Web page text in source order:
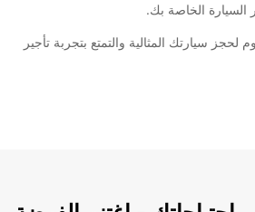
السيارة الخاصة بك.
لحجز سيارتك المثالية والتمتع بتجربة تأجير